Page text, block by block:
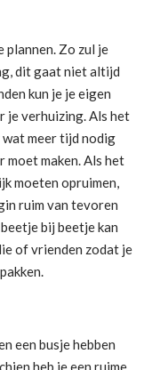
plannen. Zo zul je
dit gaat niet altijd
kun je je eigen
je verhuizing. Als het
wat meer tijd nodig
moet maken. Als het
moeten opruimen,
ruim van tevoren
bij beetje kan
of vrienden zodat je
een busje hebben
heb je een ruime